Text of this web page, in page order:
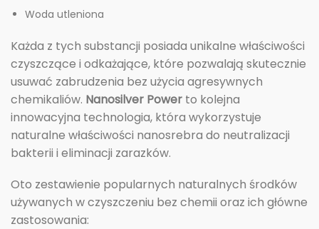
Woda utleniona
Każda z tych substancji posiada unikalne właściwości
czyszczące i odkażające, które pozwalają skutecznie
usuwać zabrudzenia bez użycia agresywnych
chemikaliów. Nanosilver Power to kolejna
innowacyjna technologia, która wykorzystuje
naturalne właściwości nanosrebra do neutralizacji
bakterii i eliminacji zarazków.
Oto zestawienie popularnych naturalnych środków
używanych w czyszczeniu bez chemii oraz ich główne
zastosowania: